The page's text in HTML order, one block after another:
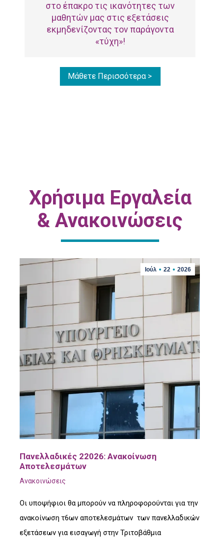
στο έπακρο τις ικανότητες των
μαθητών μας στις εξετάσεις
εκμηδενίζοντας τον παράγοντα
«τύχη»!
Μάθετε Περισσότερα >
Χρήσιμα Εργαλεία
& Ανακοινώσεις
Ιούλ 22 2026
Πανελλαδικές 22026: Ανακοίνωση
Αποτελεσμάτων
Ανακοινώσεις
Οι υποψήφιοι θα μπορούν να πληροφορούνται για την
ανακοίνωση τ6ων αποτελεσμάτων των πανελλαδικών
εξετάσεων για εισαγωγή στην Τριτοβάθμια